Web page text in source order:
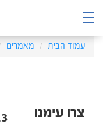
עמוד הבית מאמרים
צרו עימנו